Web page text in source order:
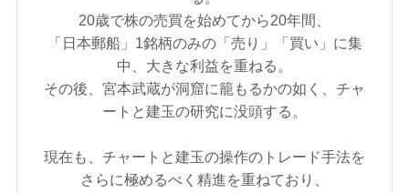
20歳で株の売買を始めてから20年間、
「日本郵船」1銘柄のみの「売り」「買い」に集
中、大きな利益を重ねる。
その後、宮本武蔵が洞窟に籠もるかの如く、チャ
ートと建玉の研究に没頭する。
現在も、チャートと建玉の操作のトレード手法を
さらに極めるべく精進を重ねており、